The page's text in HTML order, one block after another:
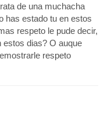
de una muchacha
has estado tu en estos
respeto le pude decir,
estos dias? O auque
respeto